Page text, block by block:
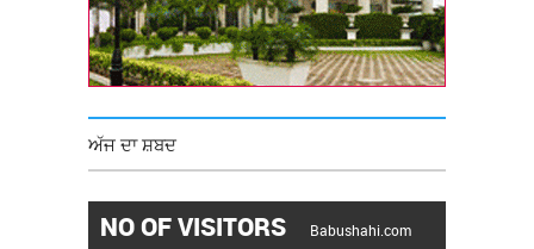
ਅੱਜ ਦਾ ਸ਼ਬਦ
NO OF VISITORS Babushahi.com